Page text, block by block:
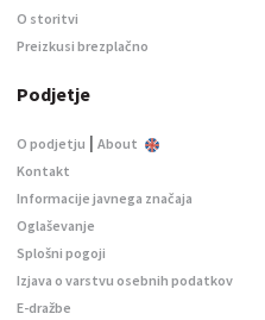
O storitvi
Preizkusi brezplačno
Podjetje
O podjetju | About
Kontakt
Informacije javnega značaja
Oglaševanje
Splošni pogoji
Izjava o varstvu osebnih podatkov
E-dražbe